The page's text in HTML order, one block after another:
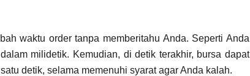
waktu order tanpa memberitahu Anda. Seperti Anda
milidetik. Kemudian, di detik terakhir, bursa dapat
detik, selama memenuhi syarat agar Anda kalah.